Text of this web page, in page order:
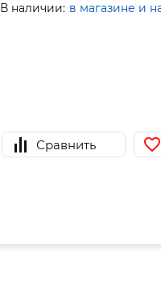
В наличии: в магазине и
Сравнить